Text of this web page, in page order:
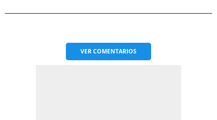
VERCOMENTARIOS